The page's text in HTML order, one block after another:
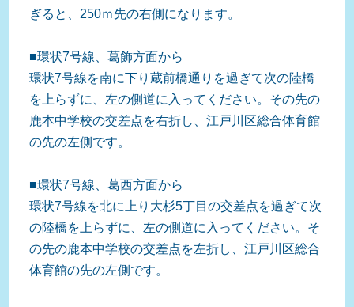
ぎると、250ｍ先の右側になります。
■環状7号線、葛飾方面から
環状7号線を南に下り蔵前橋通りを過ぎて次の陸橋
を上らずに、左の側道に入ってください。その先の
鹿本中学校の交差点を右折し、江戸川区総合体育館
の先の左側です。
■環状7号線、葛西方面から
環状7号線を北に上り大杉5丁目の交差点を過ぎて次
の陸橋を上らずに、左の側道に入ってください。そ
の先の鹿本中学校の交差点を左折し、江戸川区総合
体育館の先の左側です。